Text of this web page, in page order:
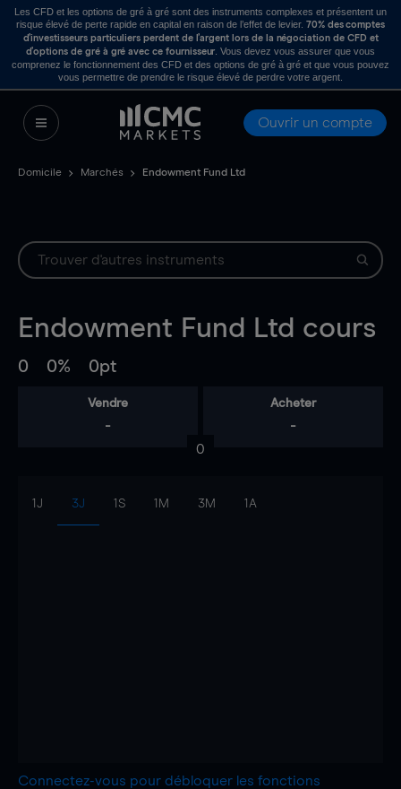
Les CFD et les options de gré à gré sont des instruments complexes et présentent un
risque élevé de perte rapide en capital en raison de l’effet de levier. 70% des comptes
d’investisseurs particuliers perdent de l’argent lors de la négociation de CFD et
d’options de gré à gré avec ce fournisseur . Vous devez vous assurer que vous
comprenez le fonctionnement des CFD et des options de gré à gré et que vous pouvez
vous permettre de prendre le risque élevé de perdre votre argent.
Ouvrir un compte
Domicile Marchés Endowment Fund Ltd
Endowment Fund Ltd cours
0 0% 0pt
Vendre
-
Acheter
-
0
1J 3J 1S 1M 3M 1A
Connectez-vous pour débloquer les fonctions